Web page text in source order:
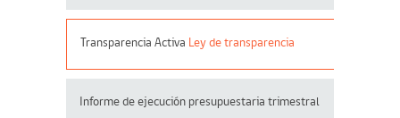
Transparencia Activa Ley de transparencia
Informe de ejecución presupuestaria trimestral